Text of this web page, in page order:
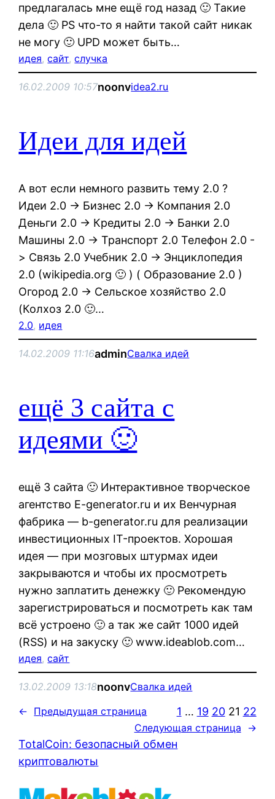
предлагалась мне ещё год назад 🙂 Такие
дела 🙂 PS что-то я найти такой сайт никак
не могу 🙂 UPD может быть…
идея, сайт, случка
16.02.2009 10:57noonvidea2.ru
Идеи для идей
А вот если немного развить тему 2.0 ?
Идеи 2.0 -> Бизнес 2.0 -> Компания 2.0
Деньги 2.0 -> Кредиты 2.0 -> Банки 2.0
Машины 2.0 -> Транспорт 2.0 Телефон 2.0 -
> Связь 2.0 Учебник 2.0 -> Энциклопедия
2.0 (wikipedia.org 🙂 ) ( Образование 2.0 )
Огород 2.0 -> Сельское хозяйство 2.0
(Колхоз 2.0 🙂…
2.0, идея
14.02.2009 11:16adminСвалка идей
ещё 3 сайта с
идеями 🙂
ещё 3 сайта 🙂 Интерактивное творческое
агентство E-generator.ru и их Венчурная
фабрика — b-generator.ru для реализации
инвестиционных IT-проектов. Хорошая
идея — при мозговых штурмах идеи
закрываются и чтобы их просмотреть
нужно заплатить денежку 🙂 Рекомендую
зарегистрироваться и посмотреть как там
всё устроено 🙂 а так же сайт 1000 идей
(RSS) и на закуску 🙂 www.ideablob.com…
идея, сайт
13.02.2009 13:18noonvСвалка идей
← Предыдущая страница 1 … 19 20 21 22
Следующая страница →
TotalCoin: безопасный обмен
криптовалюты